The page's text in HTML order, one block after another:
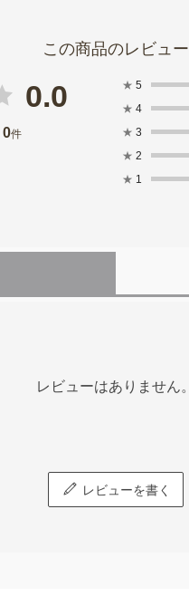
0.0
0件
★ 5
★ 4
★ 3
★ 2
★ 1
レビューはありません。
レビューを書く